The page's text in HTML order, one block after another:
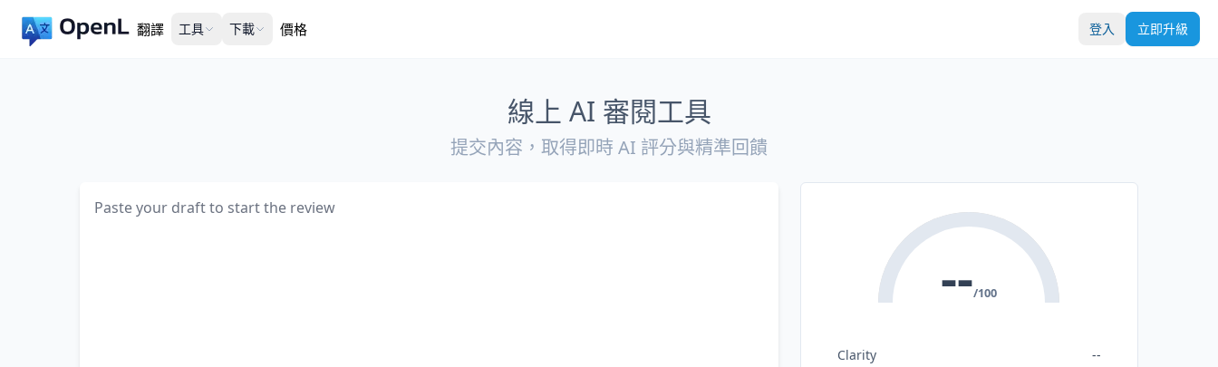
翻譯 工具 下載 價格 登入 立即升級
線上 AI 審閱工具
提交內容，取得即時 AI 評分與精準回饋
--/100
Clarity
--